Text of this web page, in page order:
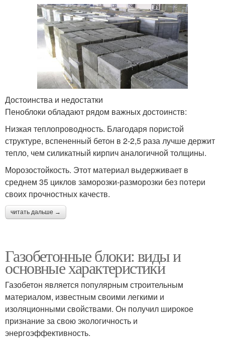
Достоинства и недостатки
Пеноблоки обладают рядом важных достоинств:
Низкая теплопроводность. Благодаря пористой
структуре, вспененный бетон в 2-2,5 раза лучше держит
тепло, чем силикатный кирпич аналогичной толщины.
Морозостойкость. Этот материал выдерживает в
среднем 35 циклов заморозки-разморозки без потери
своих прочностных качеств.
читать дальше →
Газобетонные блоки: виды и
основные характеристики
Газобетон является популярным строительным
материалом, известным своими легкими и
изоляционными свойствами. Он получил широкое
признание за свою экологичность и
энергоэффективность.